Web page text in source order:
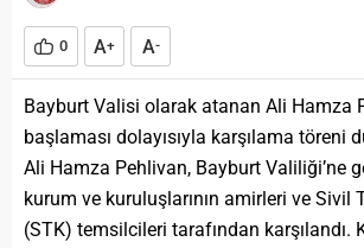
0 A+ A-
Bayburt Valisi olarak atanan Ali Hamza
başlaması dolayısıyla karşılama töreni
Ali Hamza Pehlivan, Bayburt Valiliği’ne
kurum ve kuruluşlarının amirleri ve Sivil
(STK) temsilcileri tarafından karşılandı.